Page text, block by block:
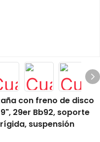
con freno de disco
29er Bb92, soporte
suspensión